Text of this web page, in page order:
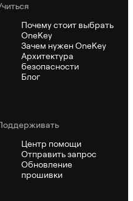
Почему стоит выбрать
OneKey
Зачем нужен OneKey
Архитектура
безопасности
Блог
Центр помощи
Отправить запрос
Обновление
прошивки